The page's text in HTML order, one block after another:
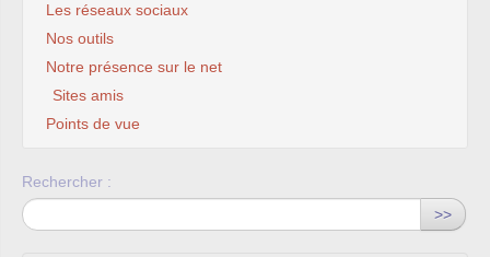
Les réseaux sociaux
Nos outils
Notre présence sur le net
Sites amis
Points de vue
Rechercher :
>>